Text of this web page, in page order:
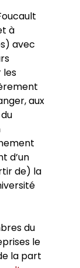
à
avec
les
aux
d’un
de) la
du
le
la part